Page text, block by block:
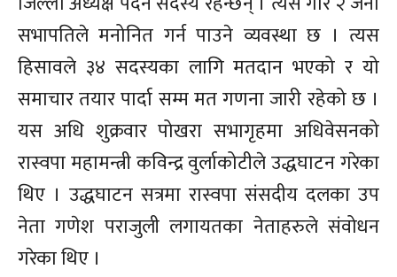
सभापतिले मनोनित गर्न पाउने व्यवस्था छ । त्यस
हिसावले ३४ सदस्यका लागि मतदान भएको र यो
समाचार तयार पार्दा सम्म मत गणना जारी रहेको छ ।
यस अधि शुक्रवार पोखरा सभागृहमा अधिवेसनको
रास्वपा महामन्त्री कविन्द्र वुर्लाकोटीले उद्धघाटन गरेका
थिए । उद्धघाटन सत्रमा रास्वपा संसदीय दलका उप
नेता गणेश पराजुली लगायतका नेताहरुले संवोधन
गरेका थिए ।